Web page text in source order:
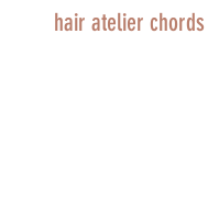
hair atelier chords